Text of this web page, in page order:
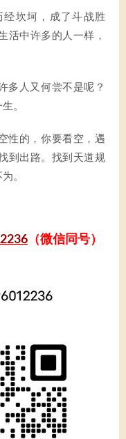
经坎坷，成了斗战胜
活中许多的人一样，
多人又何尝不是呢？
。
性的，你要看空，遇
到出路。找到天道规
。
（微信同号）